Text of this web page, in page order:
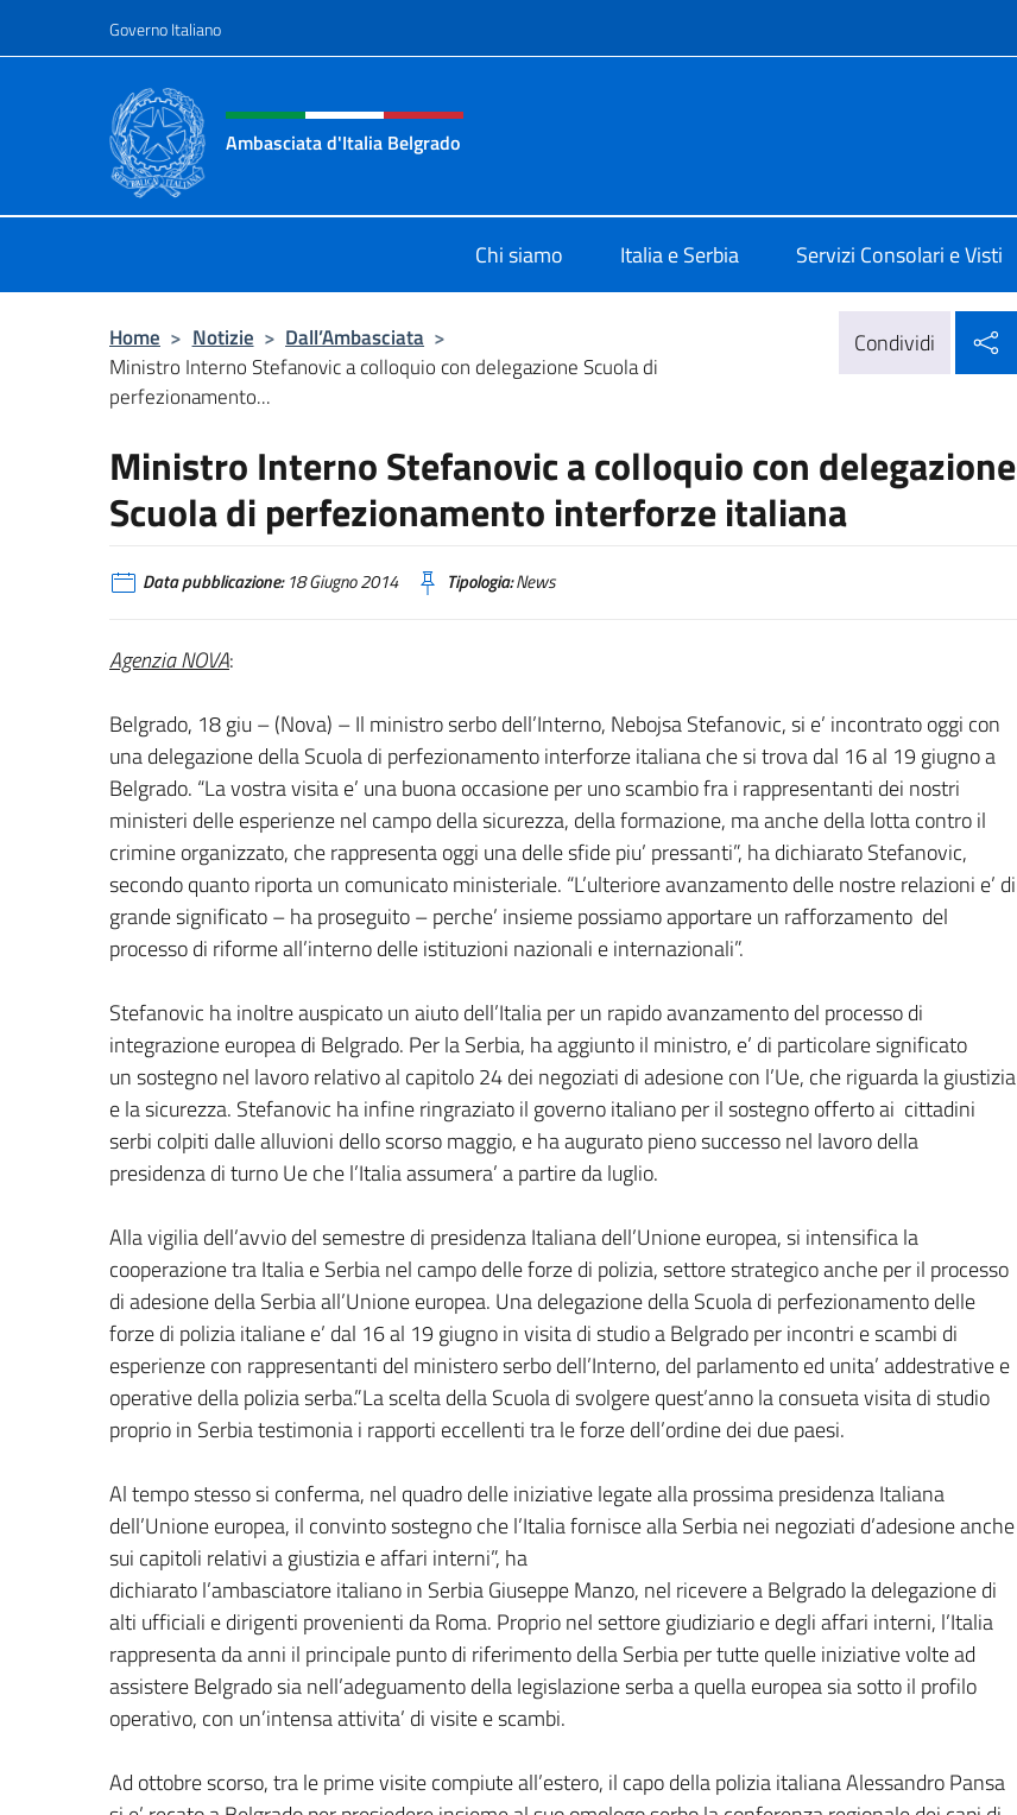
Governo Italiano
Intestazione sito, social e menù
Ambasciata d'Italia Belgrado
Chi siamo Italia e Serbia Servizi Consolari e Visti
Home > Notizie > Dall’Ambasciata >
Ministro Interno Stefanovic a colloquio con delegazione Scuola di
perfezionamento...
Condividi
Ministro Interno Stefanovic a colloquio con delegazione
Scuola di perfezionamento interforze italiana
Data pubblicazione:18 Giugno 2014 Tipologia:News
Agenzia NOVA:
Belgrado, 18 giu – (Nova) – Il ministro serbo dell’Interno, Nebojsa Stefanovic, si e’ incontrato oggi con
una delegazione della Scuola di perfezionamento interforze italiana che si trova dal 16 al 19 giugno a
Belgrado. “La vostra visita e’ una buona occasione per uno scambio fra i rappresentanti dei nostri
ministeri delle esperienze nel campo della sicurezza, della formazione, ma anche della lotta contro il
crimine organizzato, che rappresenta oggi una delle sfide piu’ pressanti”, ha dichiarato Stefanovic,
secondo quanto riporta un comunicato ministeriale. “L’ulteriore avanzamento delle nostre relazioni e’ di
grande significato – ha proseguito – perche’ insieme possiamo apportare un rafforzamento del
processo di riforme all’interno delle istituzioni nazionali e internazionali”.
Stefanovic ha inoltre auspicato un aiuto dell’Italia per un rapido avanzamento del processo di
integrazione europea di Belgrado. Per la Serbia, ha aggiunto il ministro, e’ di particolare significato
un sostegno nel lavoro relativo al capitolo 24 dei negoziati di adesione con l’Ue, che riguarda la giustizia
e la sicurezza. Stefanovic ha infine ringraziato il governo italiano per il sostegno offerto ai cittadini
serbi colpiti dalle alluvioni dello scorso maggio, e ha augurato pieno successo nel lavoro della
presidenza di turno Ue che l’Italia assumera’ a partire da luglio.
Alla vigilia dell’avvio del semestre di presidenza Italiana dell’Unione europea, si intensifica la
cooperazione tra Italia e Serbia nel campo delle forze di polizia, settore strategico anche per il processo
di adesione della Serbia all’Unione europea. Una delegazione della Scuola di perfezionamento delle
forze di polizia italiane e’ dal 16 al 19 giugno in visita di studio a Belgrado per incontri e scambi di
esperienze con rappresentanti del ministero serbo dell’Interno, del parlamento ed unita’ addestrative e
operative della polizia serba.”La scelta della Scuola di svolgere quest’anno la consueta visita di studio
proprio in Serbia testimonia i rapporti eccellenti tra le forze dell’ordine dei due paesi.
Al tempo stesso si conferma, nel quadro delle iniziative legate alla prossima presidenza Italiana
dell’Unione europea, il convinto sostegno che l’Italia fornisce alla Serbia nei negoziati d’adesione anche
sui capitoli relativi a giustizia e affari interni”, ha
dichiarato l’ambasciatore italiano in Serbia Giuseppe Manzo, nel ricevere a Belgrado la delegazione di
alti ufficiali e dirigenti provenienti da Roma. Proprio nel settore giudiziario e degli affari interni, l’Italia
rappresenta da anni il principale punto di riferimento della Serbia per tutte quelle iniziative volte ad
assistere Belgrado sia nell’adeguamento della legislazione serba a quella europea sia sotto il profilo
operativo, con un’intensa attivita’ di visite e scambi.
Ad ottobre scorso, tra le prime visite compiute all’estero, il capo della polizia italiana Alessandro Pansa